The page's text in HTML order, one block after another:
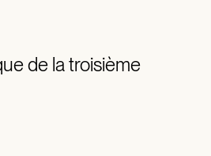
de la troisième